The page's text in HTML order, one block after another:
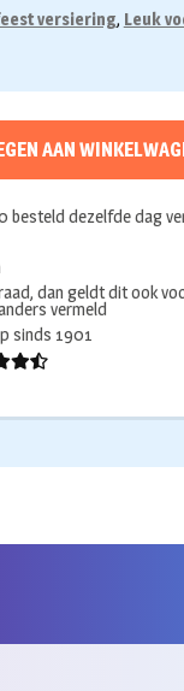
versiering, Leuk
AAN
besteld dezelfde dag
dan geldt dit ook
vermeld
sinds 1901